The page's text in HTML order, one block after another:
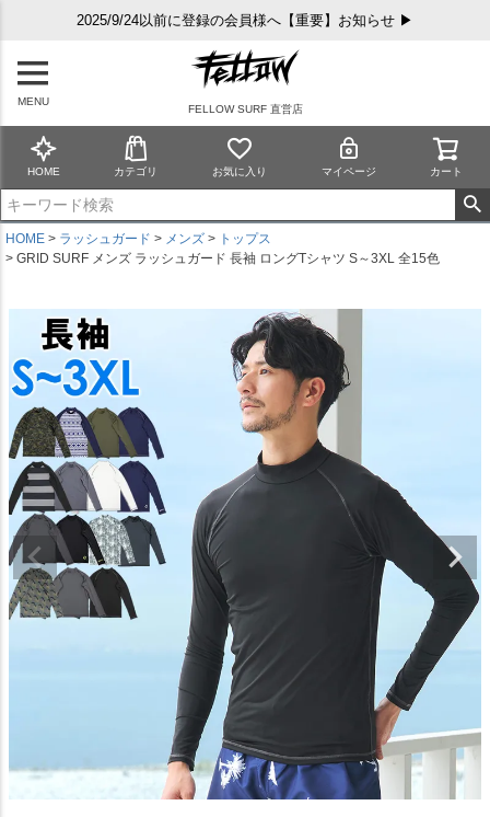
2025/9/24以前に登録の会員様へ【重要】お知らせ ▶
MENU
FELLOW SURF 直営店
HOME カテゴリ お気に入り マイページ カート
HOME ラッシュガード メンズ
トップス
GRID SURF メンズ ラッシュガード 長袖 ロングTシャツ S～3XL 全15色